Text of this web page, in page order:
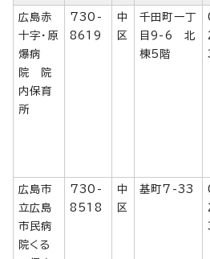
広島赤
十字・原
爆病
院 院
内保育
所
730-
8619
中
区
千田町一丁
目9-6 北
棟5階
広島市
立広島
市民病
院くる
730-
8518
中
区
基町7-33